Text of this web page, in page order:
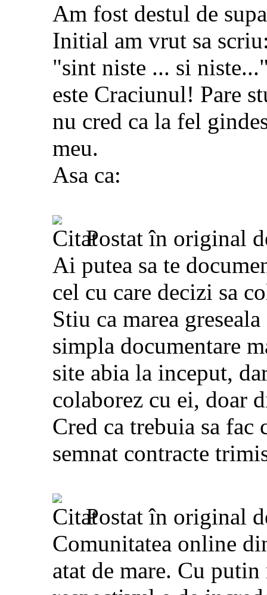
Am fost destul de
Initial am vrut sa
"sint niste ... si
este Craciunul! Pare
nu cred ca la fel
meu.
Asa ca:
Postat în original
Ai putea sa te
cel cu care decizi sa
Stiu ca marea
simpla documentare
site abia la inceput,
colaborez cu ei, doar
Cred ca trebuia sa
semnat contracte
Postat în original
Comunitatea online
atat de mare. Cu